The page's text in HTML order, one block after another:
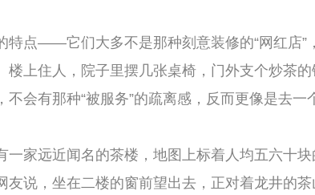
有一家茶庄藏得更深。147号，没有显眼的门头，但进去之后